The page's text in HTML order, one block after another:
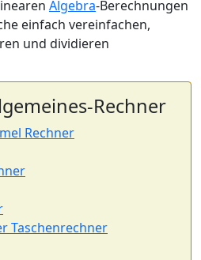
Algebra-Berechnungen
einfach vereinfachen,
und dividieren
Rechner
Rechner
Taschenrechner